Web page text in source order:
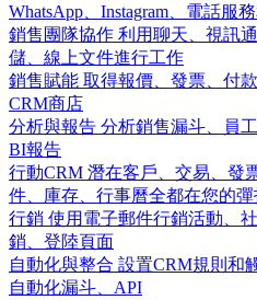
WhatsApp、Instagram、電話服
銷售團隊協作 利用聊天、視訊
儲、線上文件進行工作
銷售賦能 取得報價、發票、付
CRM商店
分析與報告 分析銷售漏斗、員
BI報告
行動CRM 潛在客戶、交易、發
件、庫存、行事曆全都在您的彈
行銷 使用電子郵件行銷活動、
銷、登陸頁面
自動化與整合 設置CRM規則和
自動化漏斗、API